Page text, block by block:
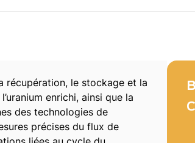
récupération, le stockage et la
enrichi, ainsi que la
des technologies de
précises du flux de